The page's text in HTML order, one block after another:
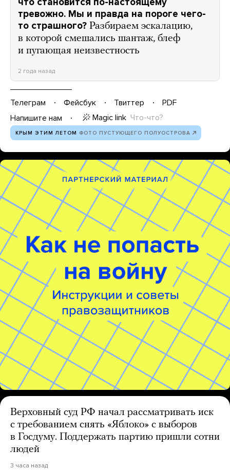
тревожно. Мы и правда на пороге чего-
то страшного? Разбираем эскалацию,
в которой смешались шантаж, блеф
и пугающая неизвестность
2 года назад
Телеграм Фейсбук Твиттер
PDF
Напишите нам
Magic link Что-что?
КРЫМ ЭТИМ ЛЕТОМ ФОТО ПУСТУЮЩЕГО ПОЛУОСТРОВА
Верховный суд РФ начал рассматривать иск
с требованием снять «Яблоко» с выборов
в Госдуму. Поддержать партию пришли сотни
людей
3 часа назад